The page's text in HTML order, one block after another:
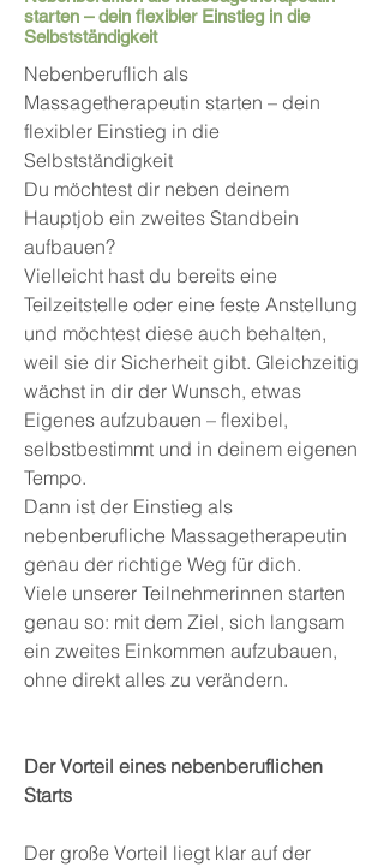
starten – dein flexibler Einstieg in die
Selbstständigkeit
Nebenberuflich als
Massagetherapeutin starten – dein
flexibler Einstieg in die
Selbstständigkeit
Du möchtest dir neben deinem
Hauptjob ein zweites Standbein
aufbauen?
Vielleicht hast du bereits eine
Teilzeitstelle oder eine feste Anstellung
und möchtest diese auch behalten,
weil sie dir Sicherheit gibt. Gleichzeitig
wächst in dir der Wunsch, etwas
Eigenes aufzubauen – flexibel,
selbstbestimmt und in deinem eigenen
Tempo.
Dann ist der Einstieg als
nebenberufliche Massagetherapeutin
genau der richtige Weg für dich.
Viele unserer Teilnehmerinnen starten
genau so: mit dem Ziel, sich langsam
ein zweites Einkommen aufzubauen,
ohne direkt alles zu verändern.
Der Vorteil eines nebenberuflichen
Starts
Der große Vorteil liegt klar auf der